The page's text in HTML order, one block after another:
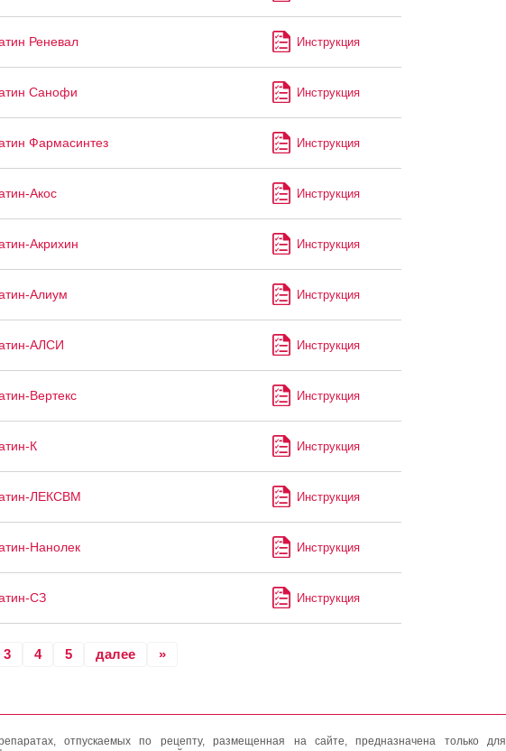
Реневал Инструкция
Санофи Инструкция
Фармасинтез Инструкция
Акос Инструкция
Акрихин Инструкция
Алиум Инструкция
АЛСИ Инструкция
Вертекс Инструкция
К Инструкция
ЛЕКСВМ Инструкция
Нанолек Инструкция
СЗ Инструкция
3 4 5 далее »
отпускаемых по рецепту, размещенная на сайте, предназначена только для